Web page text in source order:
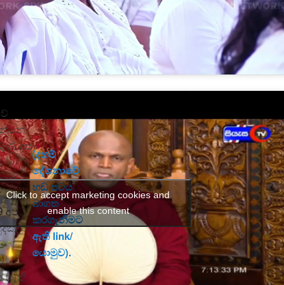
අප
මන්ද
අපට
හැකි
(දහම්
දේශනාවේ
හඬ පටය
බාගත
කරගැනීමට
ඇති link/
යොමුව).
Click to accept marketing cookies and
enable this content